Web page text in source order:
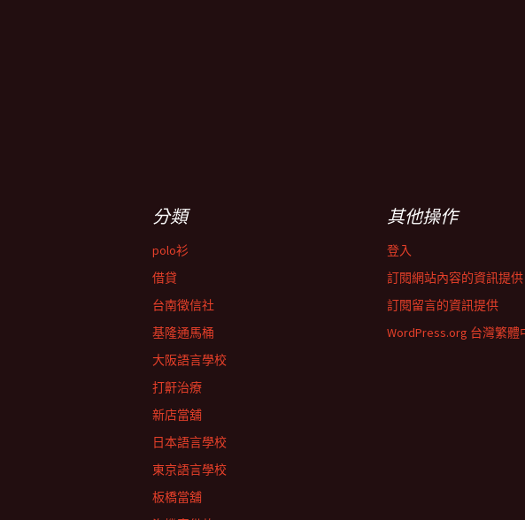
分類
polo衫
借貸
台南徵信社
基隆通馬桶
大阪語言學校
打鼾治療
新店當舖
日本語言學校
東京語言學校
板橋當舖
其他操作
登入
訂閱網站內容的資訊提供
訂閱留言的資訊提供
WordPress.org 台灣繁體